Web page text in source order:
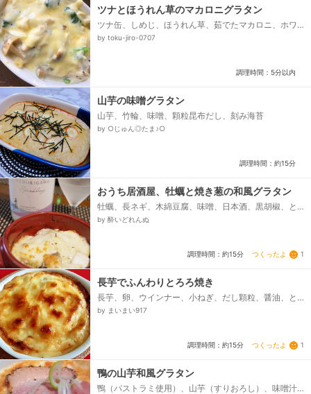
ツナとほうれん草のマカロニグラタン
ツナ缶、しめじ、ほうれん草、茹でたマカロニ、ホワ
イトソース、塩コショウ、とろけるチーズ、バター
by toku-jiro-0707
調理時間：5分以内
山芋の味噌グラタン
山芋、竹輪、味噌、顆粒昆布だし、刻み海苔
by ○じゅん◎たま♪○
調理時間：約15分
おうち居酒屋、牡蠣と焼き葱の和風グラタン
牡蠣、長ネギ、木綿豆腐、味噌、日本酒、黒胡椒、と
ろけるチーズ（モッツァレラチーズ）
by 酔いどれんぬ
調理時間：約15分 つくったよ 1
長芋でふんわりとろろ焼き
長芋、卵、ウインナー、小ねぎ、だし顆粒、醤油、と
ろけるスライスチーズ、マヨネーズ
by まいまい917
調理時間：約15分 つくったよ 1
鴨の山芋和風グラタン
鴨（パストラミ使用）、山芋（すりおろし）、味噌汁